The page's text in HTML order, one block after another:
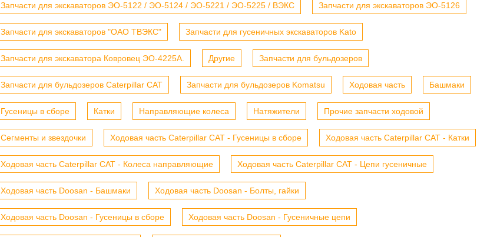
Запчасти для экскаваторов ЭО-5122 / ЭО-5124 / ЭО-5221 / ЭО-5225 / ВЭКС Запчасти для экскаваторов ЭО-5126
Запчасти для экскаваторов "ОАО ТВЭКС" Запчасти для гусеничных экскаваторов Kato
Запчасти для экскаватора Ковровец ЭО-4225А. Другие Запчасти для бульдозеров
Запчасти для бульдозеров Caterpillar CAT Запчасти для бульдозеров Komatsu Ходовая часть Башмаки
Гусеницы в сборе Катки Направляющие колеса Натяжители Прочие запчасти ходовой
Сегменты и звездочки Ходовая часть Caterpillar CAT - Гусеницы в сборе Ходовая часть Caterpillar CAT - Катки
Ходовая часть Caterpillar CAT - Колеса направляющие Ходовая часть Caterpillar CAT - Цепи гусеничные
Ходовая часть Doosan - Башмаки Ходовая часть Doosan - Болты, гайки
Ходовая часть Doosan - Гусеницы в сборе Ходовая часть Doosan - Гусеничные цепи